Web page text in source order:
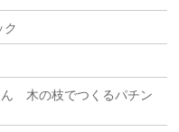
ク
ん 木の枝でつくるパチン